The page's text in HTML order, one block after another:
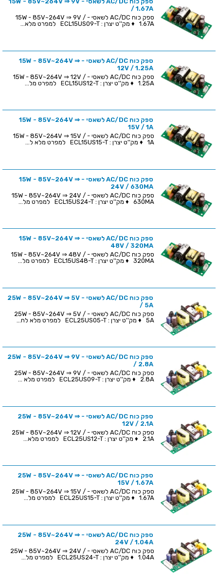
/ 1.67A
ספק כוח AC/DC לשאסי - 15W - 85V~264V ⇒ 9V /
1.67A ♦ מק''ט יצרן : ECL15US09-T למפרט מלא...
ספק כוח AC/DC לשאסי - 15W - 85V~264V ⇒
12V / 1.25A
ספק כוח AC/DC לשאסי - 15W - 85V~264V ⇒ 12V /
1.25A ♦ מק''ט יצרן : ECL15US12-T למפרט מל...
ספק כוח AC/DC לשאסי - 15W - 85V~264V ⇒
15V / 1A
ספק כוח AC/DC לשאסי - 15W - 85V~264V ⇒ 15V /
1A ♦ מק''ט יצרן : ECL15US15-T למפרט מלא ל...
ספק כוח AC/DC לשאסי - 15W - 85V~264V ⇒
24V / 630MA
ספק כוח AC/DC לשאסי - 15W - 85V~264V ⇒ 24V /
630MA ♦ מק''ט יצרן : ECL15US24-T למפרט מל...
ספק כוח AC/DC לשאסי - 15W - 85V~264V ⇒
48V / 320MA
ספק כוח AC/DC לשאסי - 15W - 85V~264V ⇒ 48V /
320MA ♦ מק''ט יצרן : ECL15US48-T למפרט מל...
ספק כוח AC/DC לשאסי - 25W - 85V~264V ⇒ 5V
/ 5A
ספק כוח AC/DC לשאסי - 25W - 85V~264V ⇒ 5V /
5A ♦ מק''ט יצרן : ECL25US05-T למפרט מלא לח...
ספק כוח AC/DC לשאסי - 25W - 85V~264V ⇒ 9V
/ 2.8A
ספק כוח AC/DC לשאסי - 25W - 85V~264V ⇒ 9V /
2.8A ♦ מק''ט יצרן : ECL25US09-T למפרט מלא ...
ספק כוח AC/DC לשאסי - 25W - 85V~264V ⇒
12V / 2.1A
ספק כוח AC/DC לשאסי - 25W - 85V~264V ⇒ 12V /
2.1A ♦ מק''ט יצרן : ECL25US12-T למפרט מלא...
ספק כוח AC/DC לשאסי - 25W - 85V~264V ⇒
15V / 1.67A
ספק כוח AC/DC לשאסי - 25W - 85V~264V ⇒ 15V /
1.67A ♦ מק''ט יצרן : ECL25US15-T למפרט מל...
ספק כוח AC/DC לשאסי - 25W - 85V~264V ⇒
24V / 1.04A
ספק כוח AC/DC לשאסי - 25W - 85V~264V ⇒ 24V /
1.04A ♦ מק''ט יצרן : ECL25US24-T למפרט מל...